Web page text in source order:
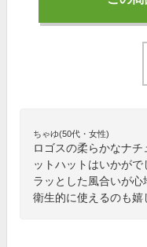
ちゃゆ(50代・女性)
ロゴスの柔らかなナ
ットハットはいかが
ラッとした風合いが
衛生的に使えるのも嬉